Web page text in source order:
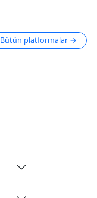
Bütün platformalar →